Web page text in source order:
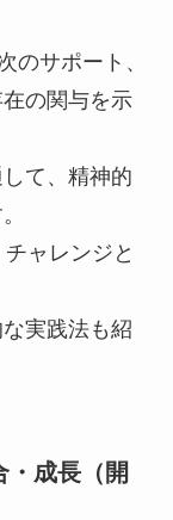
のサポート、
の関与を示
て、精神的
ャレンジと
実践法も紹
成長（開